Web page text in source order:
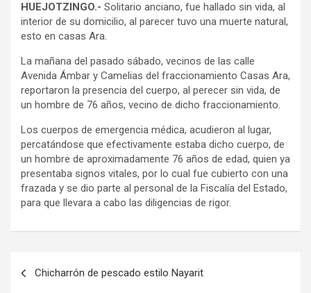
HUEJOTZINGO.- Solitario anciano, fue hallado sin vida, al
interior de su domicilio, al parecer tuvo una muerte natural,
esto en casas Ara.
La mañana del pasado sábado, vecinos de las calle
Avenida Ámbar y Camelias del fraccionamiento Casas Ara,
reportaron la presencia del cuerpo, al perecer sin vida, de
un hombre de 76 años, vecino de dicho fraccionamiento.
Los cuerpos de emergencia médica, acudieron al lugar,
percatándose que efectivamente estaba dicho cuerpo, de
un hombre de aproximadamente 76 años de edad, quien ya
presentaba signos vitales, por lo cual fue cubierto con una
frazada y se dio parte al personal de la Fiscalía del Estado,
para que llevara a cabo las diligencias de rigor.
Chicharrón de pescado estilo Nayarit